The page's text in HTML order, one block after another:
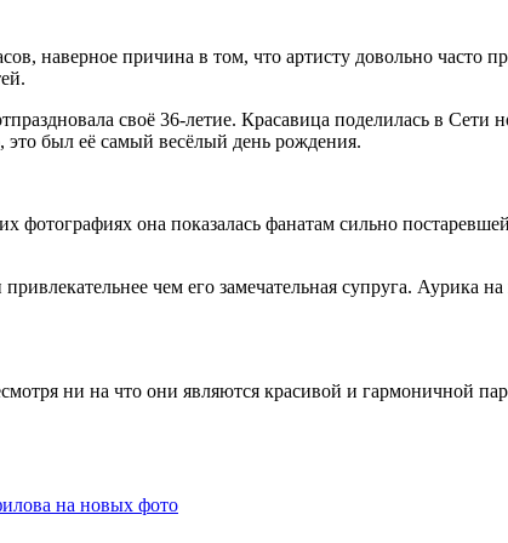
наверное причина в том, что артисту довольно часто
своё 36-летие. Красавица поделилась в Сети
был её самый весёлый день рождения.
она показалась фанатам сильно
чем его замечательная супруга. Аурика
ни на что они являются красивой и гармоничной
на новых фото